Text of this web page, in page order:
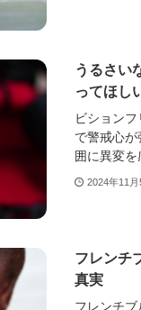
うるさい
ってほし
ビション
で警戒心
囲に異変を
2024年11月
フレンチ
真実
フレンチ